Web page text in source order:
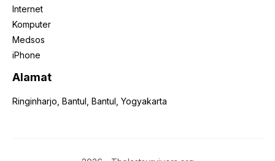
Internet
Komputer
Medsos
iPhone
Alamat
Ringinharjo, Bantul, Bantul, Yogyakarta